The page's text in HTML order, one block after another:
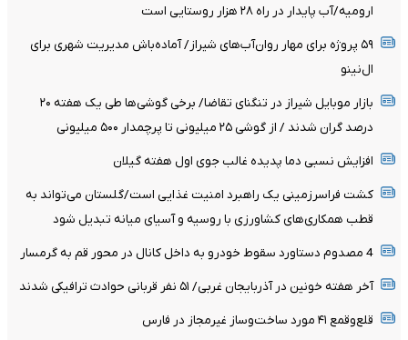
ارومیه/آب پایدار در راه ۲۸ هزار روستایی است
۵۹ پروژه برای مهار روان‌آب‌های شیراز/ آماده‌باش مدیریت شهری برای
ال‌نینو
بازار موبایل شیراز در تنگنای تقاضا/ برخی گوشی‌ها طی یک هفته ۲۰
درصد گران شدند / از گوشی ۲۵ میلیونی تا پرچمدار ۵۰۰ میلیونی
افزایش نسبی دما پدیده غالب جوی اول هفته گیلان
کشت فراسرزمینی یک راهبرد امنیت غذایی است/گلستان می‌تواند به
قطب همکاری‌های کشاورزی با روسیه و آسیای میانه تبدیل شود
4 مصدوم دستاورد سقوط خودرو به داخل کانال در محور قم به گرمسار
آخر هفته خونین در آذربایجان غربی/ ۵۱ نفر قربانی حوادث ترافیکی شدند
قلع‌وقمع ۴۱ مورد ساخت‌وساز غیرمجاز در فارس